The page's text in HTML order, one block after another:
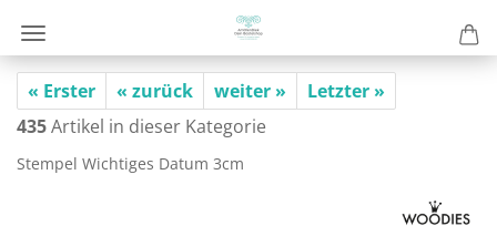
« Erster « zurück weiter »
Letzter »
435Artikel in dieser Kategorie
Stem­pel Wich­ti­ges Datum 3cm